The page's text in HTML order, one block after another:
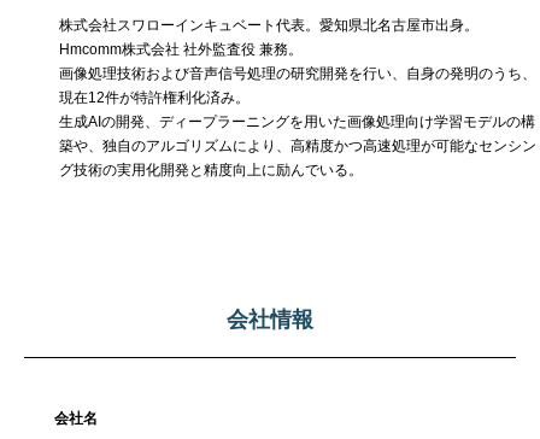
株式会社スワローインキュベート代表。愛知県北名古屋市出身。
Hmcomm株式会社 社外監査役 兼務。
画像処理技術および音声信号処理の研究開発を行い、自身の発明のうち、
現在12件が特許権利化済み。
生成AIの開発、ディープラーニングを用いた画像処理向け学習モデルの構
築や、独自のアルゴリズムにより、高精度かつ高速処理が可能なセンシン
グ技術の実用化開発と精度向上に励んでいる。
会社情報
会社名